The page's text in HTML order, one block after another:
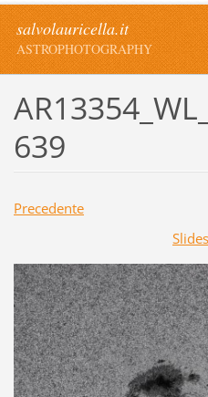
salvolauricella.it
ASTROPHOTOGRAPHY
639
Precedente